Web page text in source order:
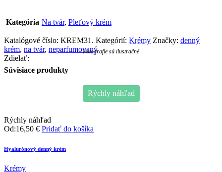
Kategória Na tvár, Pleťový krém
Katalógové číslo: KREM31 . Kategórií: Krémy Značky: denný
krém, na tvár, neparfumovaný
Zdielať:
Prírodný neparfumovaný krém
Fotografie sú ilustračné
Súvisiace produkty
Rýchly náhľad
Rýchly náhľad
Od:16,50 € Pridať do košíka
Hyalurónový denný krém
Krémy